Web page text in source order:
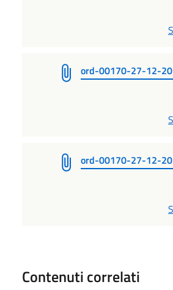
ord-00170-27-12-
ord-00170-27-12-
Contenuti correlati